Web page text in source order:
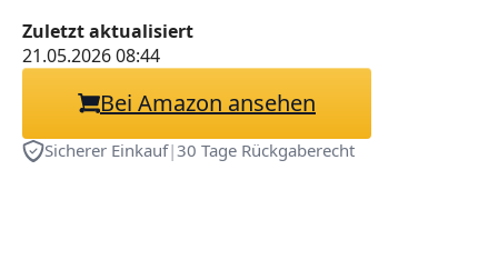
Zuletzt aktualisiert
21.05.2026 08:44
Bei Amazon ansehen
Sicherer Einkauf|30 Tage Rückgaberecht